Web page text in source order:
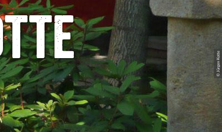
© Jürgen Kotte